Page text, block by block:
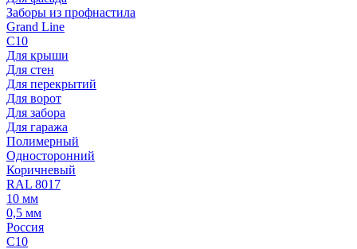
Заборы из профнастила
Grand Line
С10
Для крыши
Для стен
Для перекрытий
Для ворот
Для забора
Для гаража
Полимерный
Односторонний
Коричневый
RAL 8017
10 мм
0,5 мм
Россия
С10